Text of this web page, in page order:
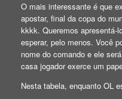
O mais interessante é que
apostar, final da copa do
kkkk. Queremos apresentá-
esperar, pelo menos. Você
nome do comando e ele
casa jogador exerce um
Nesta tabela, enquanto OL